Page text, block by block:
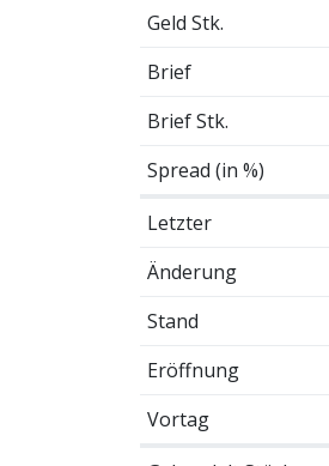
Geld Stk.
Brief
Brief Stk.
Spread (in %)
Letzter
Änderung
Stand
Eröffnung
Vortag